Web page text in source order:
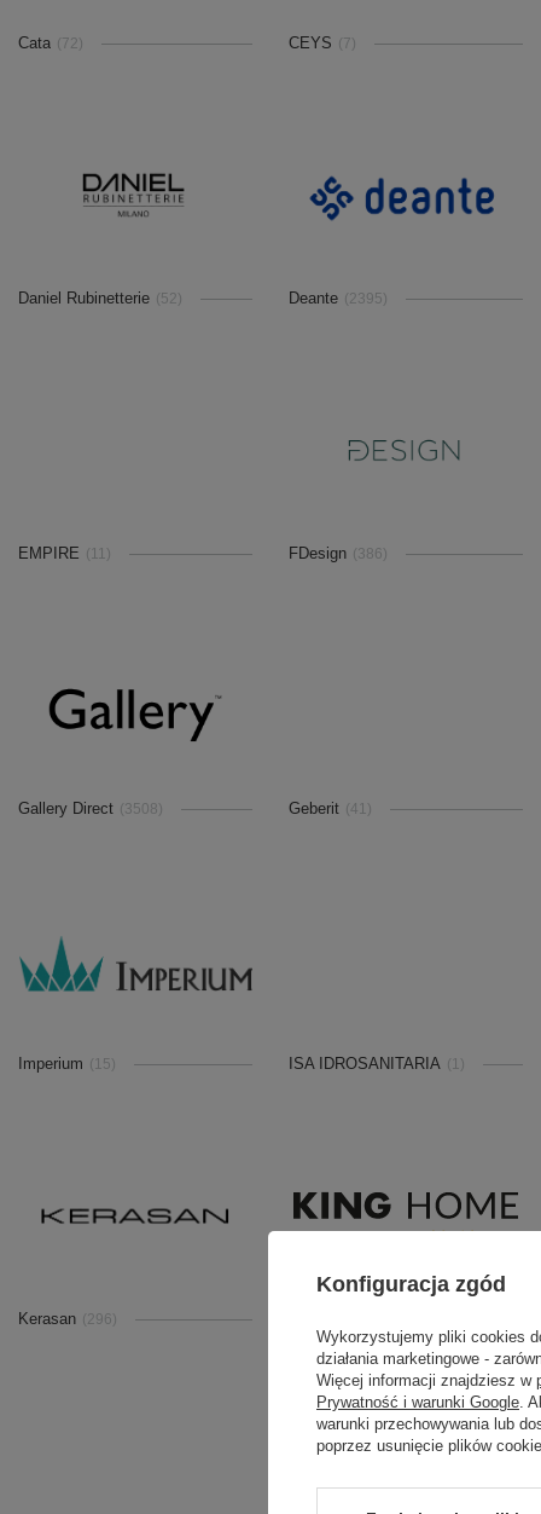
Cata (72) CEYS (7)
Daniel Rubinetterie (52) Deante (2395)
EMPIRE (11) FDesign (386)
Gallery Direct (3508) Geberit (41)
Imperium (15) ISA IDROSANITARIA (1)
Kerasan (296)
Konfiguracja zgód
Wykorzystujemy pliki cookies
działania marketingowe -
Więcej informacji znajdziesz w
Prywatność i warunki Google.
warunki przechowywania lub
poprzez usunięcie plików